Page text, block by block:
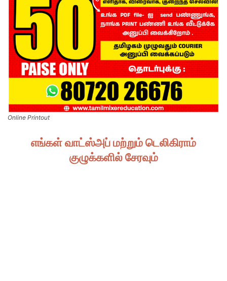
Online Printout
எங்கள் வாட்ஸ்அப் மற்றும் டெலிகிராம்
குழுக்களில் சேரவும்